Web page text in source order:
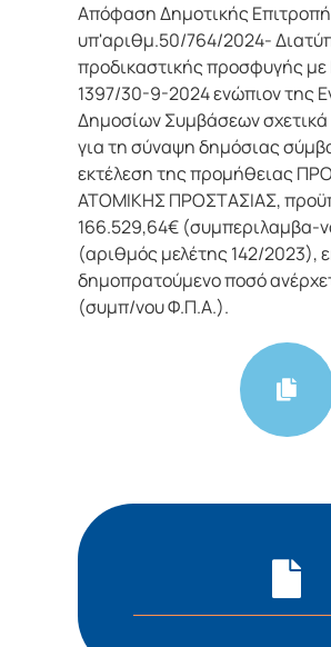
Απόφαση Δημοτικής
υπ'αριθμ.50/764/2024-
προδικαστικής προσφυγής
1397/30-9-2024 ενώπιον της
Δημοσίων Συμβάσεων σχετικά
για τη σύναψη δημόσιας
εκτέλεση της προμήθειας
ΑΤΟΜΙΚΗΣ ΠΡΟΣΤΑΣΙΑΣ,
166.529,64€ (συμπεριλαμβα-
(αριθμός μελέτης 142/2023),
δημοπρατούμενο ποσό
(συμπ/νου Φ.Π.Α.).